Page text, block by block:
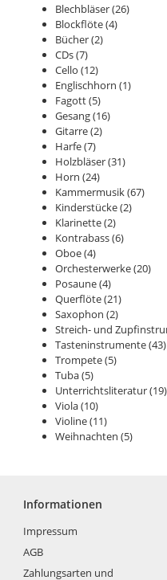
Blechbläser(26)
Blockflöte(4)
Bücher(2)
CDs(7)
Cello (12)
Englischhorn (1)
Fagott(5)
Gesang(16)
Gitarre(2)
Harfe(7)
Holzbläser(31)
Horn (24)
Kammermusik(67)
Kinderstücke(2)
Klarinette(2)
Kontrabass(6)
Oboe(4)
Orchesterwerke(20)
Posaune(4)
Querflöte(21)
Saxophon (2)
Streich- und
Tasteninstrumente(43)
Trompete(5)
Tuba(5)
Unterrichtsliteratur(19)
Viola(10)
Violine(11)
Weihnachten (5)
Informationen
Impressum
AGB
Zahlungsarten und